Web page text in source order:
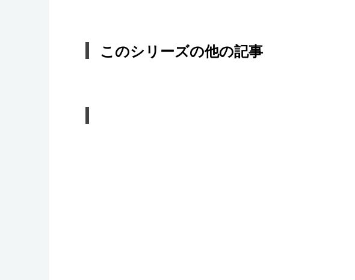
このシリーズの他の記事